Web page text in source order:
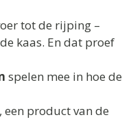
tot de rijping –
kaas. En dat proef
spelen mee in hoe de
een product van de